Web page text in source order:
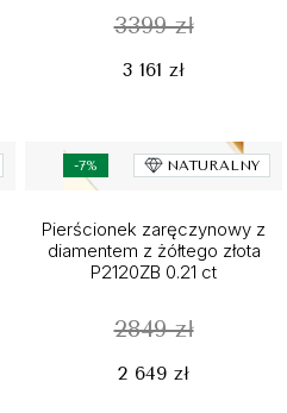
3399 zł
3 161 zł
-7% NATURALNY
Pierścionek zaręczynowy z
diamentem z żółtego złota
P2120ZB 0.21 ct
2849 zł
2 649 zł